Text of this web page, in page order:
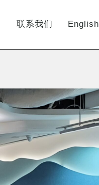
联系我们 English